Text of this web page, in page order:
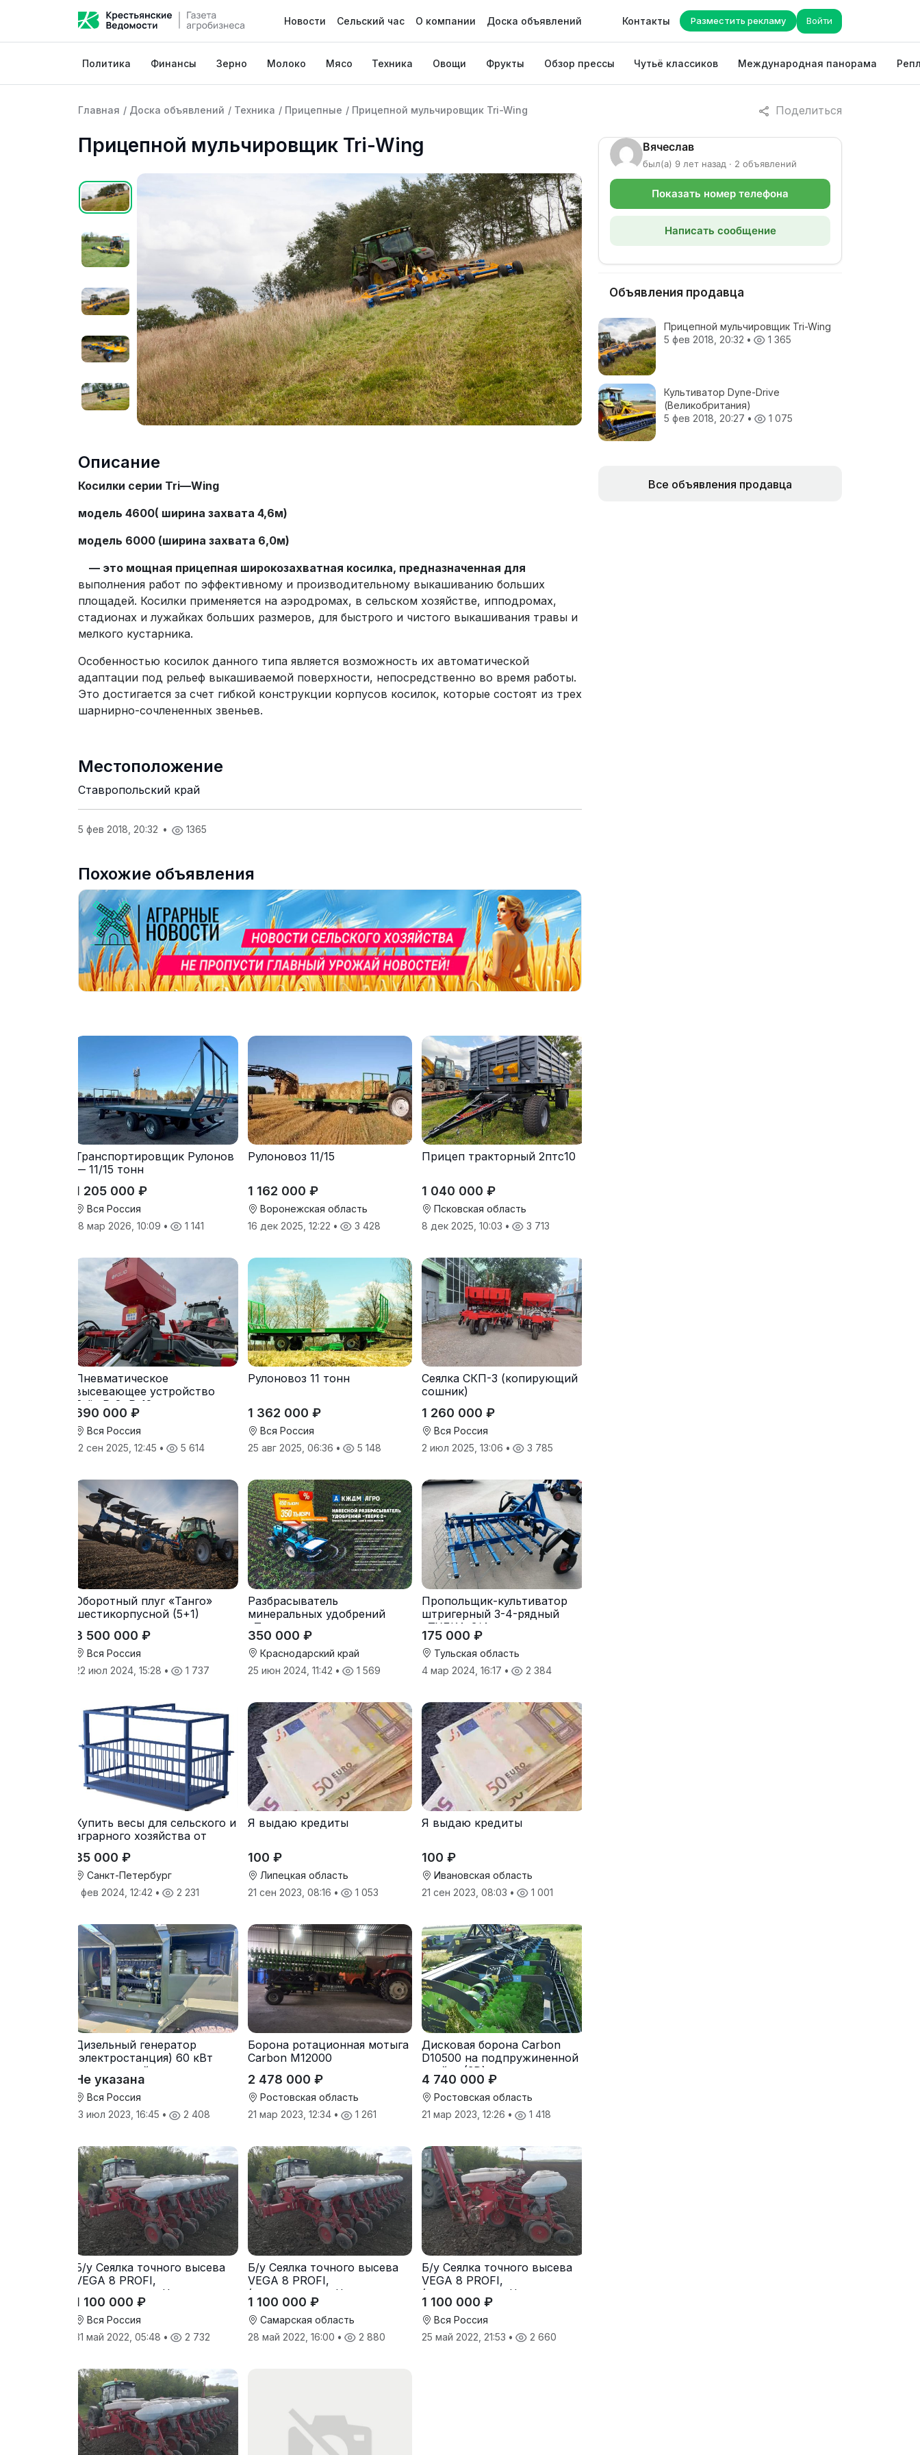
Новости Сельский час О компании Доска объявлений Контакты Разместить рекламу Войти
Политика Финансы Зерно Молоко Мясо Техника Овощи Фрукты Обзор прессы Чутьё классиков Международная панорама
Поделиться
Главная / Доска объявлений / Техника / Прицепные / Прицепной мульчировщик Tri-Wing
Прицепной мульчировщик Tri-Wing
Описание
Косилки серии Tri—Wing
модель 4600( ширина захвата 4,6м)
модель 6000 (ширина захвата 6,0м)
— это мощная прицепная широкозахватная косилка, предназначенная для
выполнения работ по эффективному и производительному выкашиванию больших
площадей. Косилки применяется на аэродромах, в сельском хозяйстве, ипподромах,
стадионах и лужайках больших размеров, для быстрого и чистого выкашивания травы и
мелкого кустарника.
Особенностью косилок данного типа является возможность их автоматической
адаптации под рельеф выкашиваемой поверхности, непосредственно во время работы.
Это достигается за счет гибкой конструкции корпусов косилок, которые состоят из трех
шарнирно-сочлененных звеньев.
Местоположение
Ставропольский край
5 фев 2018, 20:32 • 1365
Похожие объявления
Транспортировщик Рулонов
— 11/15 тонн
1 205 000 ₽
Вся Россия
18 мар 2026, 10:09 • 1 141
Рулоновоз 11/15
1 162 000 ₽
Воронежская область
16 дек 2025, 12:22 • 3 428
Прицеп тракторный 2птс10
1 040 000 ₽
Псковская область
8 дек 2025, 10:03 • 3 713
Пневматическое
высевающее устройство
Folio R-8, R-12
690 000 ₽
Вся Россия
12 сен 2025, 12:45 • 5 614
Рулоновоз 11 тонн
1 362 000 ₽
Вся Россия
25 авг 2025, 06:36 • 5 148
Сеялка СКП-3 (копирующий
сошник)
1 260 000 ₽
Вся Россия
2 июл 2025, 13:06 • 3 785
Оборотный плуг «Танго»
шестикорпусной (5+1)
3 500 000 ₽
Вся Россия
22 июл 2024, 15:28 • 1 737
Разбрасыватель
минеральных удобрений
«Тверк»
350 000 ₽
Краснодарский край
25 июн 2024, 11:42 • 1 569
Пропольщик-культиватор
штригерный 3-4-рядный
«ТУЛКА-3/4»
175 000 ₽
Тульская область
4 мар 2024, 16:17 • 2 384
Купить весы для сельского и
аграрного хозяйства от
35 000 ₽
Санкт-Петербург
1 фев 2024, 12:42 • 2 231
Я выдаю кредиты
100 ₽
Липецкая область
21 сен 2023, 08:16 • 1 053
Я выдаю кредиты
100 ₽
Ивановская область
21 сен 2023, 08:03 • 1 001
Дизельный генератор
(электростанция) 60 кВт
-автономный источник
электроэнергии
Не указана
Вся Россия
13 июл 2023, 16:45 • 2 408
Борона ротационная мотыга
Carbon М12000
2 478 000 ₽
Ростовская область
21 мар 2023, 12:34 • 1 261
Дисковая борона Carbon
D10500 на подпружиненной
стойке (3D)
4 740 000 ₽
Ростовская область
21 мар 2023, 12:26 • 1 418
Б/у Сеялка точного высева
VEGA 8 PROFI,
(производство Червона
Зирка), 2016 г., в отличном
состоянии
1 100 000 ₽
Вся Россия
31 май 2022, 05:48 • 2 732
Б/у Сеялка точного высева
VEGA 8 PROFI,
(производство Червона
Зирка), 2016 г., в отличном
состоянии
1 100 000 ₽
Самарская область
28 май 2022, 16:00 • 2 880
Б/у Сеялка точного высева
VEGA 8 PROFI,
(производство Червона
Зирка), 2016 г., в отличном
состоянии
1 100 000 ₽
Вся Россия
25 май 2022, 21:53 • 2 660
Вячеслав
был(а) 9 лет назад · 2 объявлений
Показать номер телефона
Написать сообщение
Объявления продавца
Прицепной мульчировщик Tri-Wing
5 фев 2018, 20:32 • 1 365
Культиватор Dyne-Drive
(Великобритания)
5 фев 2018, 20:27 • 1 075
Все объявления продавца